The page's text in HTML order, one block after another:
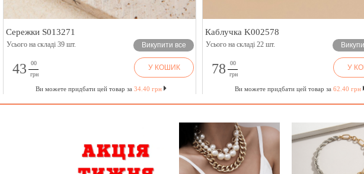
Сережки S013271
Усього на складі 39 шт. Викупити все
43
00
грн
У КОШИК
Ви можете придбати цей товар за 34.40 грн
Каблучка K002578
Усього на складі 22 шт.
78
00
грн
У
Ви можете придбати цей товар за 62.40 грн